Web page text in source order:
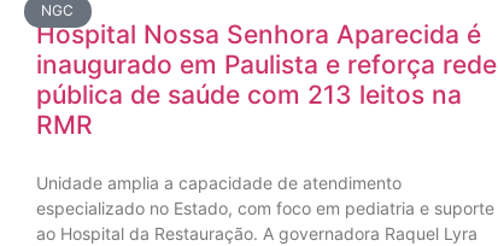
NGC
Hospital Nossa Senhora Aparecida é
inaugurado em Paulista e reforça rede
pública de saúde com 213 leitos na
RMR
Unidade amplia a capacidade de atendimento
especializado no Estado, com foco em pediatria e suporte
ao Hospital da Restauração. A governadora Raquel Lyra